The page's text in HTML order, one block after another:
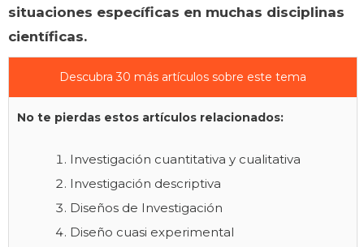
situaciones específicas en muchas disciplinas
científicas.
Descubra 30 más artículos sobre este tema
No te pierdas estos artículos relacionados:
Investigación cuantitativa y cualitativa
Investigación descriptiva
Diseños de Investigación
Diseño cuasi experimental